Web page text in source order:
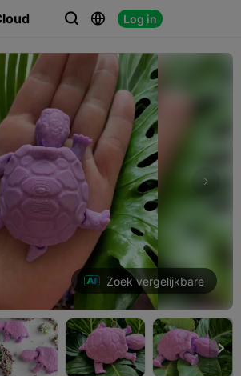
  Log in
 
Zoek vergelijkbare
